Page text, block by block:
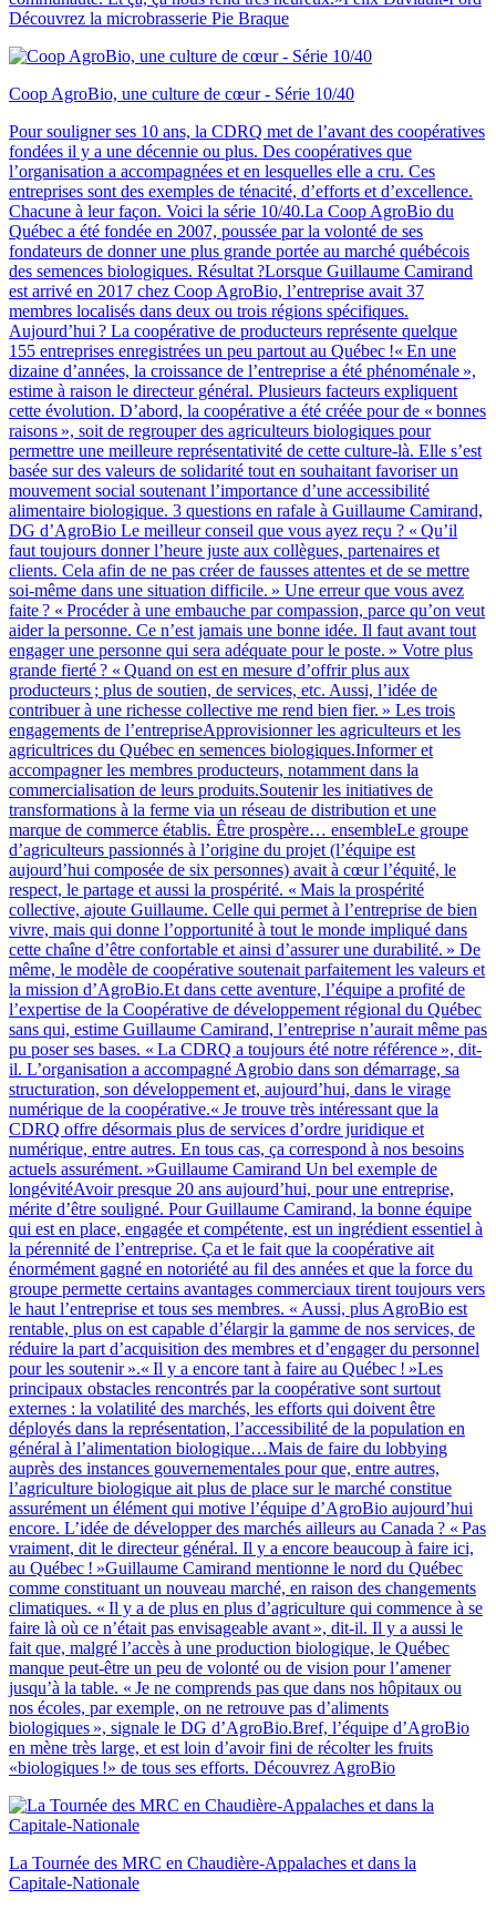
Découvrez la microbrasserie Pie Braque
Coop AgroBio, une culture de cœur - Série 10/40
Pour souligner ses 10 ans, la CDRQ met de l’avant des coopératives
fondées il y a une décennie ou plus. Des coopératives que
l’organisation a accompagnées et en lesquelles elle a cru. Ces
entreprises sont des exemples de ténacité, d’efforts et d’excellence.
Chacune à leur façon. Voici la série 10/40.La Coop AgroBio du
Québec a été fondée en 2007, poussée par la volonté de ses
fondateurs de donner une plus grande portée au marché québécois
des semences biologiques. Résultat ?Lorsque Guillaume Camirand
est arrivé en 2017 chez Coop AgroBio, l’entreprise avait 37
membres localisés dans deux ou trois régions spécifiques.
Aujourd’hui ? La coopérative de producteurs représente quelque
155 entreprises enregistrées un peu partout au Québec !« En une
dizaine d’années, la croissance de l’entreprise a été phénoménale »,
estime à raison le directeur général. Plusieurs facteurs expliquent
cette évolution. D’abord, la coopérative a été créée pour de « bonnes
raisons », soit de regrouper des agriculteurs biologiques pour
permettre une meilleure représentativité de cette culture-là. Elle s’est
basée sur des valeurs de solidarité tout en souhaitant favoriser un
mouvement social soutenant l’importance d’une accessibilité
alimentaire biologique. 3 questions en rafale à Guillaume Camirand,
DG d’AgroBio Le meilleur conseil que vous ayez reçu ? « Qu’il
faut toujours donner l’heure juste aux collègues, partenaires et
clients. Cela afin de ne pas créer de fausses attentes et de se mettre
soi-même dans une situation difficile. » Une erreur que vous avez
faite ? « Procéder à une embauche par compassion, parce qu’on veut
aider la personne. Ce n’est jamais une bonne idée. Il faut avant tout
engager une personne qui sera adéquate pour le poste. » Votre plus
grande fierté ? « Quand on est en mesure d’offrir plus aux
producteurs ; plus de soutien, de services, etc. Aussi, l’idée de
contribuer à une richesse collective me rend bien fier. » Les trois
engagements de l’entrepriseApprovisionner les agriculteurs et les
agricultrices du Québec en semences biologiques.Informer et
accompagner les membres producteurs, notamment dans la
commercialisation de leurs produits.Soutenir les initiatives de
transformations à la ferme via un réseau de distribution et une
marque de commerce établis. Être prospère… ensembleLe groupe
d’agriculteurs passionnés à l’origine du projet (l’équipe est
aujourd’hui composée de six personnes) avait à cœur l’équité, le
respect, le partage et aussi la prospérité. « Mais la prospérité
collective, ajoute Guillaume. Celle qui permet à l’entreprise de bien
vivre, mais qui donne l’opportunité à tout le monde impliqué dans
cette chaîne d’être confortable et ainsi d’assurer une durabilité. » De
même, le modèle de coopérative soutenait parfaitement les valeurs et
la mission d’AgroBio.Et dans cette aventure, l’équipe a profité de
l’expertise de la Coopérative de développement régional du Québec
sans qui, estime Guillaume Camirand, l’entreprise n’aurait même pas
pu poser ses bases. « La CDRQ a toujours été notre référence », dit-
il. L’organisation a accompagné Agrobio dans son démarrage, sa
structuration, son développement et, aujourd’hui, dans le virage
numérique de la coopérative.« Je trouve très intéressant que la
CDRQ offre désormais plus de services d’ordre juridique et
numérique, entre autres. En tous cas, ça correspond à nos besoins
actuels assurément. »Guillaume Camirand Un bel exemple de
longévitéAvoir presque 20 ans aujourd’hui, pour une entreprise,
mérite d’être souligné. Pour Guillaume Camirand, la bonne équipe
qui est en place, engagée et compétente, est un ingrédient essentiel à
la pérennité de l’entreprise. Ça et le fait que la coopérative ait
énormément gagné en notoriété au fil des années et que la force du
groupe permette certains avantages commerciaux tirent toujours vers
le haut l’entreprise et tous ses membres. « Aussi, plus AgroBio est
rentable, plus on est capable d’élargir la gamme de nos services, de
réduire la part d’acquisition des membres et d’engager du personnel
pour les soutenir ».« Il y a encore tant à faire au Québec ! »Les
principaux obstacles rencontrés par la coopérative sont surtout
externes : la volatilité des marchés, les efforts qui doivent être
déployés dans la représentation, l’accessibilité de la population en
général à l’alimentation biologique…Mais de faire du lobbying
auprès des instances gouvernementales pour que, entre autres,
l’agriculture biologique ait plus de place sur le marché constitue
assurément un élément qui motive l’équipe d’AgroBio aujourd’hui
encore. L’idée de développer des marchés ailleurs au Canada ? « Pas
vraiment, dit le directeur général. Il y a encore beaucoup à faire ici,
au Québec ! »Guillaume Camirand mentionne le nord du Québec
comme constituant un nouveau marché, en raison des changements
climatiques. « Il y a de plus en plus d’agriculture qui commence à se
faire là où ce n’était pas envisageable avant », dit-il. Il y a aussi le
fait que, malgré l’accès à une production biologique, le Québec
manque peut-être un peu de volonté ou de vision pour l’amener
jusqu’à la table. « Je ne comprends pas que dans nos hôpitaux ou
nos écoles, par exemple, on ne retrouve pas d’aliments
biologiques », signale le DG d’AgroBio.Bref, l’équipe d’AgroBio
en mène très large, et est loin d’avoir fini de récolter les fruits
«biologiques !» de tous ses efforts. Découvrez AgroBio
La Tournée des MRC en Chaudière‑Appalaches et dans la
Capitale‑Nationale